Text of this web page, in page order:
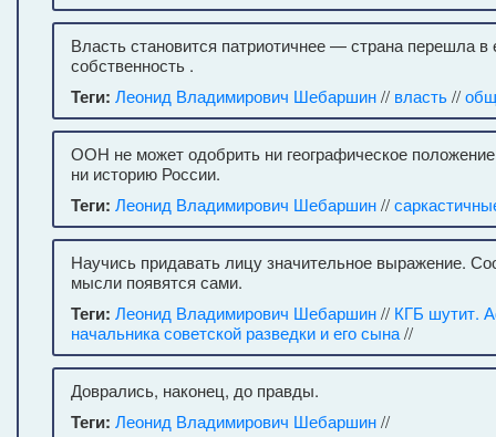
Власть становится патриотичнее — страна перешла в
собственность .
Теги: Леонид Владимирович Шебаршин// власть//
ООН не может одобрить ни географическое
ни историю России.
Теги: Леонид Владимирович Шебаршин//
Научись придавать лицу значительное выражение.
мысли появятся сами.
Теги: Леонид Владимирович Шебаршин// КГБ шутит.
начальника советской разведки и его сына//
Доврались, наконец, до правды.
Теги: Леонид Владимирович Шебаршин//